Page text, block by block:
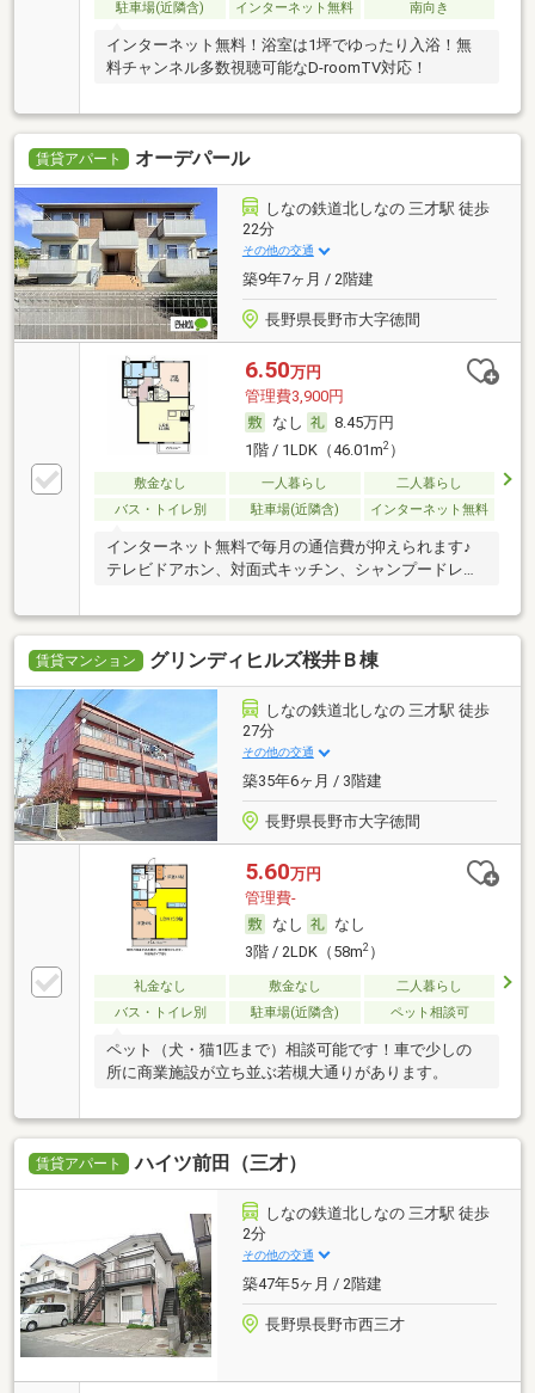
駐車場(近隣含) インターネット無料 南向き
インターネット無料！浴室は1坪でゆったり入浴！無
料チャンネル多数視聴可能なD-roomTV対応！
賃貸アパート オーデパール
しなの鉄道北しなの 三才駅 徒歩
22分
その他の交通
築9年7ヶ月 / 2階建
長野県長野市大字徳間
6.50万円
管理費3,900円
なし
8.45万円
1階 / 1LDK（46.01m2）
敷金なし 一人暮らし
二人暮らし
バス・トイレ別
駐車場(近隣含) インターネット無料
インターネット無料で毎月の通信費が抑えられます♪
テレビドアホン、対面式キッチン、シャンプードレッ
賃貸マンション グリンディヒルズ桜井Ｂ棟
しなの鉄道北しなの 三才駅 徒歩
27分
その他の交通
築35年6ヶ月 / 3階建
長野県長野市大字徳間
5.60万円
管理費-
なし
なし
3階 / 2LDK（58m2）
礼金なし 敷金なし
二人暮らし
バス・トイレ別
駐車場(近隣含) ペット相談可
ペット（犬・猫1匹まで）相談可能です！車で少しの
所に商業施設が立ち並ぶ若槻大通りがあります。
賃貸アパート ハイツ前田（三才）
しなの鉄道北しなの 三才駅 徒歩
2分
その他の交通
築47年5ヶ月 / 2階建
長野県長野市西三才